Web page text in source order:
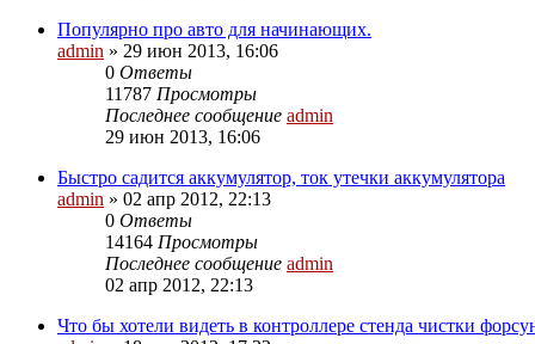
Популярно про авто для начинающих.
admin » 29 июн 2013, 16:06
0 Ответы
11787 Просмотры
Последнее сообщение admin
29 июн 2013, 16:06
Быстро садится аккумулятор, ток утечки аккумулятора
admin » 02 апр 2012, 22:13
0 Ответы
14164 Просмотры
Последнее сообщение admin
02 апр 2012, 22:13
Что бы хотели видеть в контроллере стенда чистки